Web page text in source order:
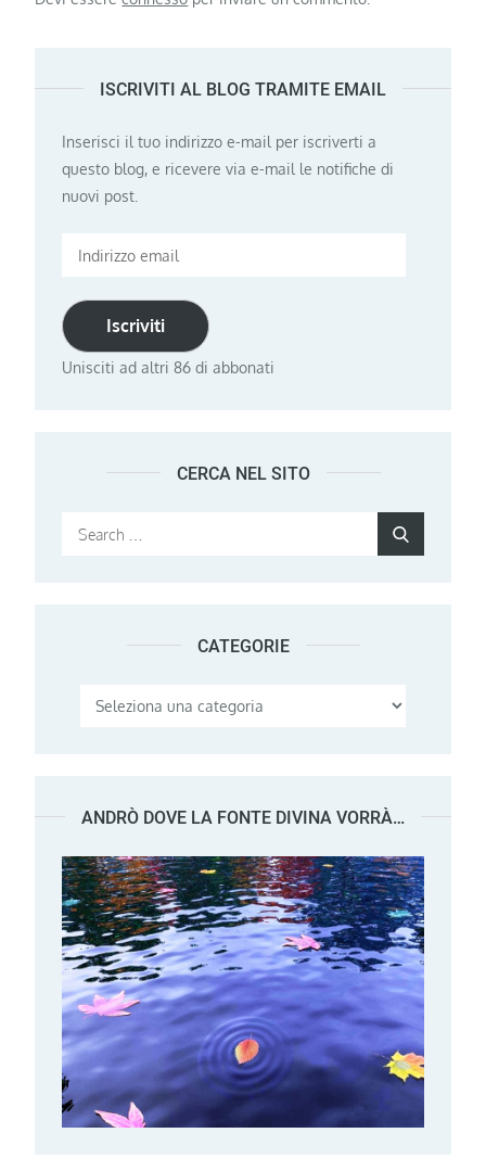
ISCRIVITI AL BLOG TRAMITE EMAIL
Inserisci il tuo indirizzo e-mail per iscriverti a
questo blog, e ricevere via e-mail le notifiche di
nuovi post.
Indirizzo
Iscriviti
Unisciti ad altri 86 di abbonati
CERCA NEL SITO
Search
CATEGORIE
Categorie
ANDRÒ DOVE LA FONTE DIVINA VORRÀ…